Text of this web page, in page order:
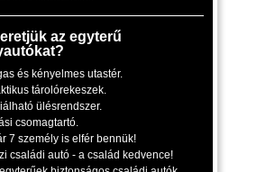
az egyterű
és kényelmes utastér.
tárolórekeszek.
ülésrendszer.
csomagtartó.
7 személy is elfér bennük!
családi autó - a család kedvence!